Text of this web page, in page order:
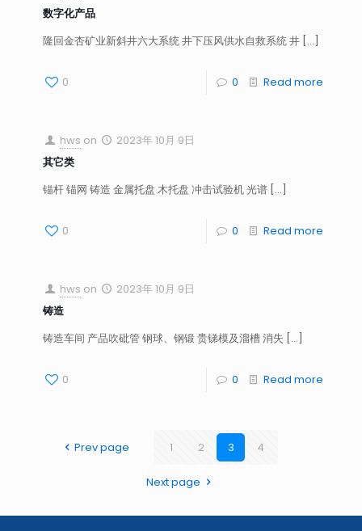
数字化产品
隆回金杏矿业新斜井六大系统 井下压风供水自救系统 井 […]
0 0 Read more
hws on
2023年 10月 9日
其它类
锚杆 锚网 铸造 金属托盘 木托盘 冲击试验机 光谱 […]
0 0 Read more
hws on
2023年 10月 9日
铸造
铸造车间 产品吹砒管 钢球、钢锻 贵锑模及溜槽 消失 […]
0 0 Read more
Prev page 1 2 3 4
Next page